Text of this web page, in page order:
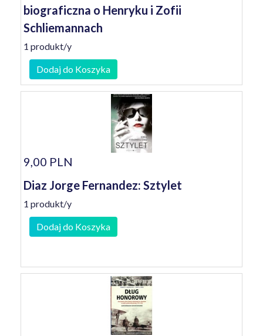
biograficzna o Henryku i Zofii
Schliemannach
1 produkt/y
Dodaj do Koszyka
9,00 PLN
Diaz Jorge Fernandez: Sztylet
1 produkt/y
Dodaj do Koszyka